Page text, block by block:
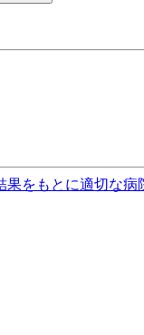
果をもとに適切な病